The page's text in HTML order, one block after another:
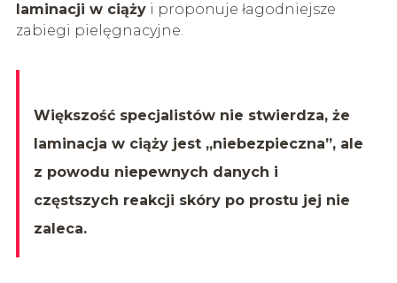
laminacji w ciążyi proponuje łagodniejsze
zabiegi pielęgnacyjne.
Większość specjalistów nie stwierdza, że
laminacja w ciąży jest „niebezpieczna”, ale
z powodu niepewnych danych i
częstszych reakcji skóry po prostu jej nie
zaleca.